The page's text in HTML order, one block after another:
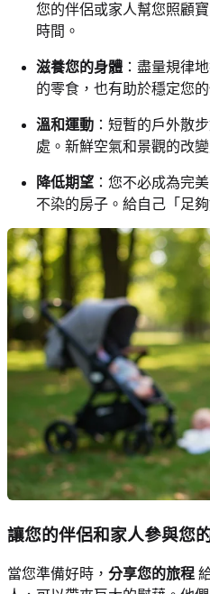
您的伴侶或家人幫您照顧
時間。
滋養您的身體 ：盡量規律
的零食，也有助於穩定您
溫和運動 ：短暫的戶外散
處。新鮮空氣和景觀的改
降低期望 ：您不必成為完
不染的房子。給自己「足
讓您的伴侶和家人參與您
當您準備好時， 分享您的旅程